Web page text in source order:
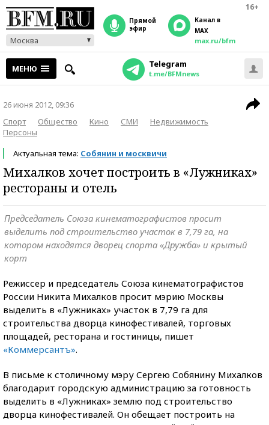
16+
Москва
прямой
эфир
Канал в
MAX
max.ru/bfm
МЕНЮ Telegram
t.me/BFMnews
26 июня 2012, 09:36
Спорт
Общество Кино СМИ
Недвижимость
Персоны
Актуальная тема: Собянин и москвичи
Михалков хочет построить в «Лужниках»
рестораны и отель
Председатель Союза кинематографистов просит
выделить под строительство участок в 7,79 га, на
котором находятся дворец спорта «Дружба» и крытый
корт
Режиссер и председатель Союза кинематографистов
России Никита Михалков просит мэрию Москвы
выделить в «Лужниках» участок в 7,79 га для
строительства дворца кинофестивалей, торговых
площадей, ресторана и гостиницы, пишет
«Коммерсантъ».
В письме к столичному мэру Сергею Собянину Михалков
благодарит городскую администрацию за готовность
выделить в «Лужниках» землю под строительство
дворца кинофестивалей. Он обещает построить на